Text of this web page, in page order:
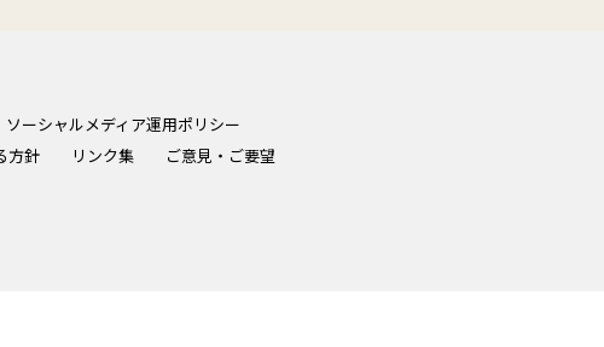
ソーシャルメディア運用ポリシー
方針 リンク集 ご意見・ご要望